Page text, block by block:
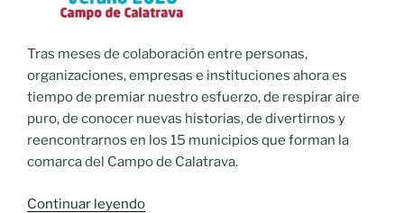
Tras meses de colaboración entre personas,
organizaciones, empresas e instituciones ahora es
tiempo de premiar nuestro esfuerzo, de respirar aire
puro, de conocer nuevas historias, de divertirnos y
reencontrarnos en los 15 municipios que forman la
comarca del Campo de Calatrava.
Continuar leyendo«Verano